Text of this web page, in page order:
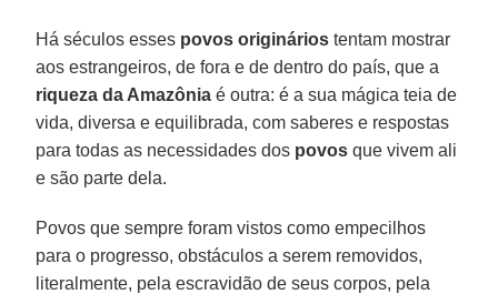
Há séculos esses povos originários tentam mostrar
aos estrangeiros, de fora e de dentro do país, que a
riqueza da Amazônia é outra: é a sua mágica teia de
vida, diversa e equilibrada, com saberes e respostas
para todas as necessidades dos povos que vivem ali
e são parte dela.
Povos que sempre foram vistos como empecilhos
para o progresso, obstáculos a serem removidos,
literalmente, pela escravidão de seus corpos, pela